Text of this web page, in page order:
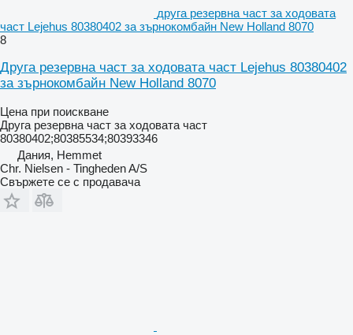
друга резервна част за ходовата
част Lejehus 80380402 за зърнокомбайн New Holland 8070
8
Друга резервна част за ходовата част Lejehus 80380402
за зърнокомбайн New Holland 8070
Цена при поискване
Друга резервна част за ходовата част
80380402;80385534;80393346
Дания, Hemmet
Chr. Nielsen - Tingheden A/S
Свържете се с продавача